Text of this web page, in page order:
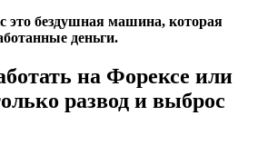
это бездушная машина, которая
деньги.
на Форексе или
развод и выброс